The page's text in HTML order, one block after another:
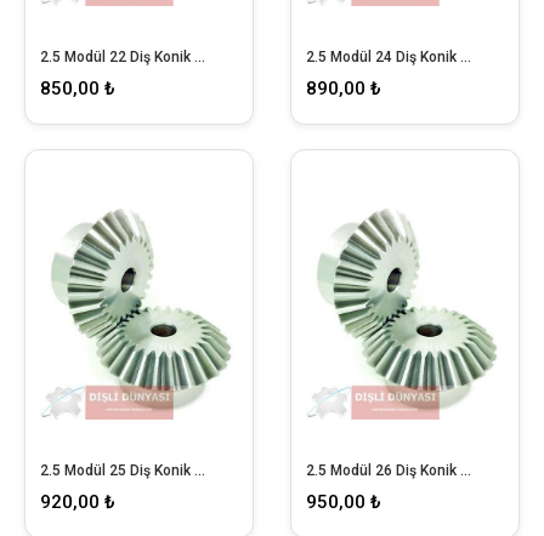
2.5 Modül 22 Diş Konik Dişli
850,00 ₺
2.5 Modül 24 Diş Konik Dişli
890,00 ₺
2.5 Modül 25 Diş Konik Dişli
920,00 ₺
2.5 Modül 26 Diş Konik Dişli
950,00 ₺